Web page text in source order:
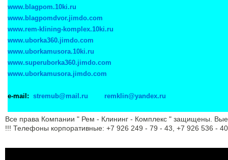
www.blagpom.10ki.ru
www.blagpomdvor.jimdo.com
www.rem-klining-komplex.10ki.ru
www.uborka360.jimdo.com
www.uborkamusora.10ki.ru
www.superuborka360.jimdo.com
www.uborkamusora.jimdo.com
e-mail: stremub@mail.ru remklin@yandex.ru
Все права Компании " Рем - Клининг - Комплекс " защищены.
!!! Телефоны корпоративные: +7 926 249 - 79 - 43, +7 926 536 -